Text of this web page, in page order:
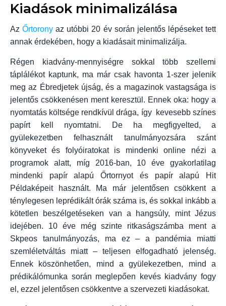
Kiadások minimalizálása
AzŐrtorony az utóbbi 20 év során jelentős lépéseket tett
annak érdekében, hogy a kiadásait minimalizálja.
Régen kiadvány-mennyiségre sokkal több szellemi
táplálékot kaptunk, ma már csak havonta 1-szer jelenik
meg az Ébredjetek újság, és a magazinok vastagsága is
jelentős csökkenésen ment keresztül. Ennek oka: hogy a
nyomtatás költsége rendkívül drága, így kevesebb színes
papírt kell nyomtatni. De ha megfigyelted, a
gyülekezetben felhasznált tanulmányozsára szánt
könyveket és folyóiratokat is mindenki online nézi a
programok alatt, míg 2016-ban, 10 éve gyakorlatilag
mindenki papír alapú Őrtornyot és papír alapú Hit
Példaképeit használt. Ma már jelentősen csökkent a
ténylegesen leprédikált órák száma is, és sokkal inkább a
kötetlen beszélgetéseken van a hangsúly, mint Jézus
idejében. 10 éve még szinte ritkaságszámba ment a
Skpeos tanulmányozás, ma ez – a pandémia miatti
szemléletváltás miatt – teljesen elfogadható jelenség.
Ennek köszönhetően, mind a gyülekezetben, mind a
prédikálómunka során meglepően kevés kiadvány fogy
el, ezzel jelentősen csökkentve a szervezeti kiadásokat.